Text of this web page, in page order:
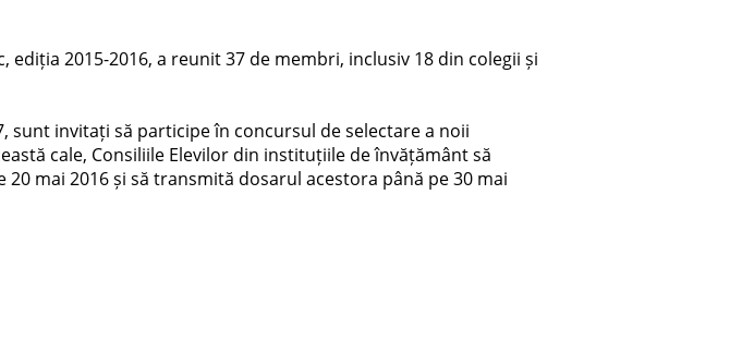
2015-2016, a reunit 37 de membri, inclusiv 18 din colegii și
sunt invitați să participe în concursul de selectare a noii
cale, Consiliile Elevilor din instituțiile de învățământ să
mai 2016 și să transmită dosarul acestora până pe 30 mai